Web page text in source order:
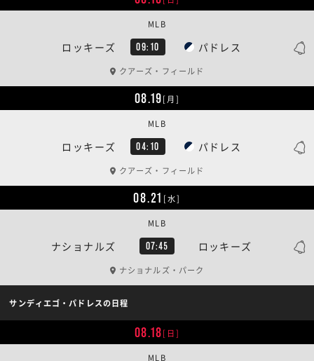
ロッキーズ 09:10 パドレス
MLB
クアーズ・フィールド
08.19[月]
ロッキーズ 04:10 パドレス
MLB
クアーズ・フィールド
08.21 [水]
ナショナルズ 07:45 ロッキーズ
MLB
ナショナルズ・パーク
サンディエゴ・パドレスの日程
08.18[日]
MLB